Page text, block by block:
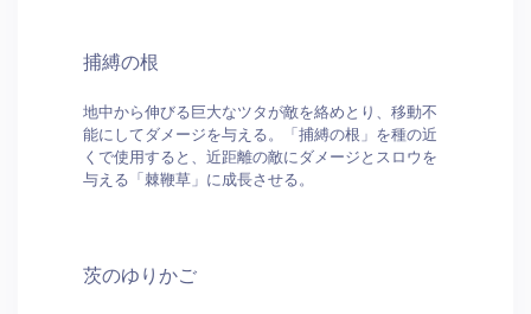
捕縛の根
地中から伸びる巨大なツタが敵を絡めとり、移動不
能にしてダメージを与える。「捕縛の根」を種の近
くで使用すると、近距離の敵にダメージとスロウを
与える「棘鞭草」に成長させる。
茨のゆりかご